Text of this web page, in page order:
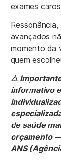
exames
avançados
momento da
quem
⚠️
informativo
de saúde
orçamento
ANS